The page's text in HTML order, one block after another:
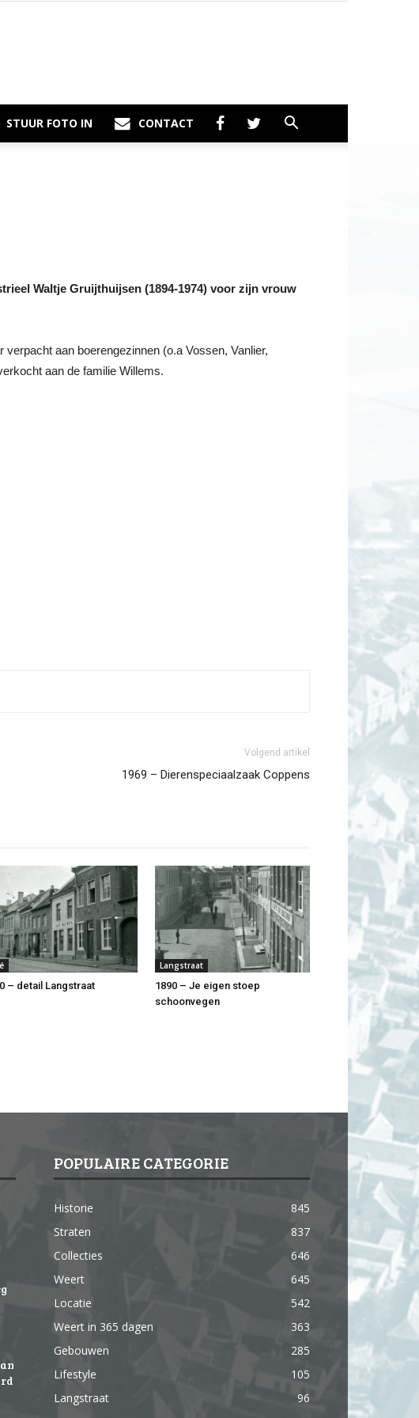
STUUR FOTO IN CONTACT
Waltje Gruijthuijsen (1894-1974) voor zijn vrouw
aan boerengezinnen (o.a Vossen, Vanlier,
aan de familie Willems.
Volgend artikel
1969 – Dierenspeciaalzaak Coppens
– detail Langstraat
Langstraat
1890 – Je eigen stoep
schoonvegen
POPULAIRE CATEGORIE
Historie
845
Straten
837
Collecties
646
Weert
645
Locatie
542
Weert in 365 dagen
363
Gebouwen
285
Lifestyle
105
Langstraat
96